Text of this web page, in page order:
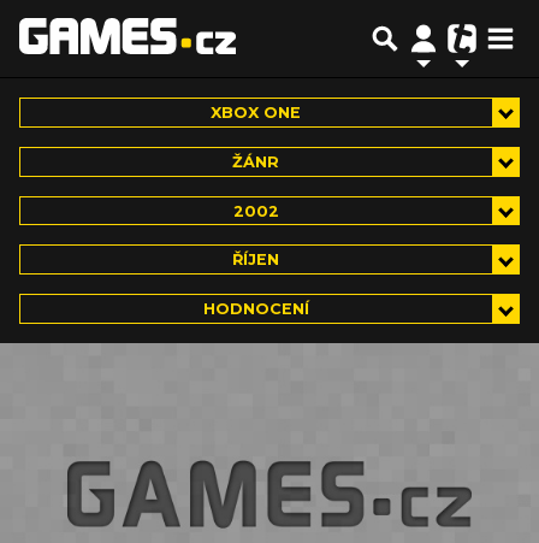
XBOX ONE
ŽÁNR
2002
ŘÍJEN
HODNOCENÍ